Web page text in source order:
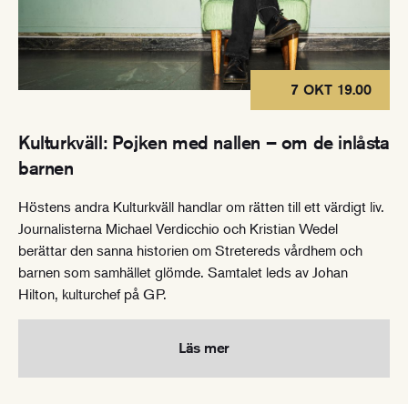
Kulturkväll: Pojken med nallen – om de inlåsta
barnen
7 OKT 19.00
Höstens andra Kulturkväll handlar om rätten till ett värdigt liv.
Journalisterna Michael Verdicchio och Kristian Wedel
berättar den sanna historien om Stretereds vårdhem och
barnen som samhället glömde. Samtalet leds av Johan
Hilton, kulturchef på GP.
Läs mer